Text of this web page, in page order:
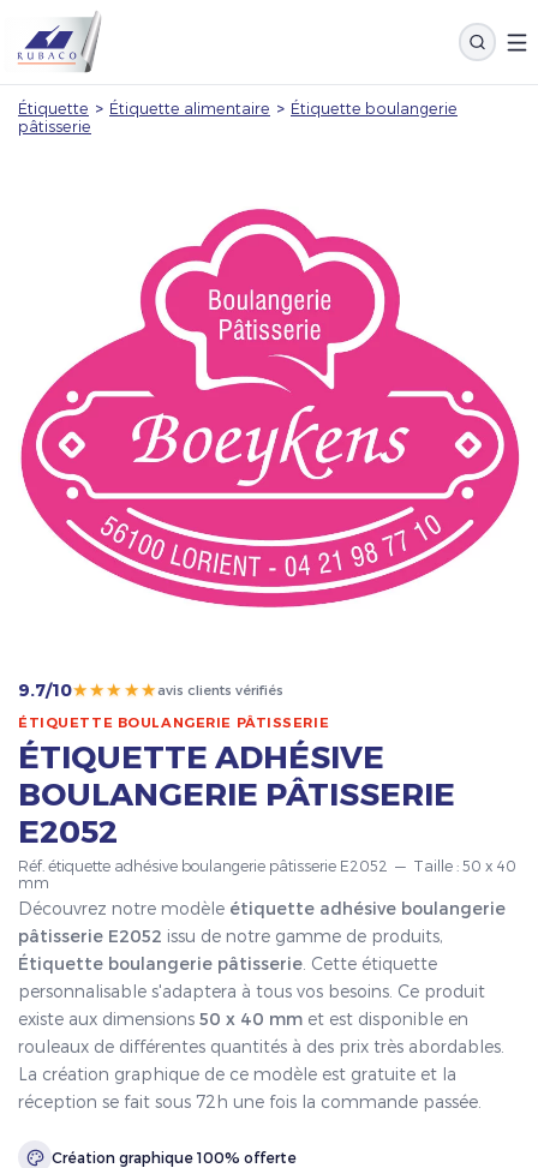
Étiquette > Étiquette alimentaire > Étiquette boulangerie
pâtisserie
9.7/10★★★★★avis clients vérifiés
ÉTIQUETTE BOULANGERIE PÂTISSERIE
ÉTIQUETTE ADHÉSIVE
BOULANGERIE PÂTISSERIE
E2052
Réf. étiquette adhésive boulangerie pâtisserie E2052 — Taille : 50 x 40
mm
Découvrez notre modèle étiquette adhésive boulangerie
pâtisserie E2052 issu de notre gamme de produits,
Étiquette boulangerie pâtisserie . Cette étiquette
personnalisable s'adaptera à tous vos besoins. Ce produit
existe aux dimensions 50 x 40 mm et est disponible en
rouleaux de différentes quantités à des prix très abordables.
La création graphique de ce modèle est gratuite et la
réception se fait sous 72h une fois la commande passée.
Création graphique 100% offerte